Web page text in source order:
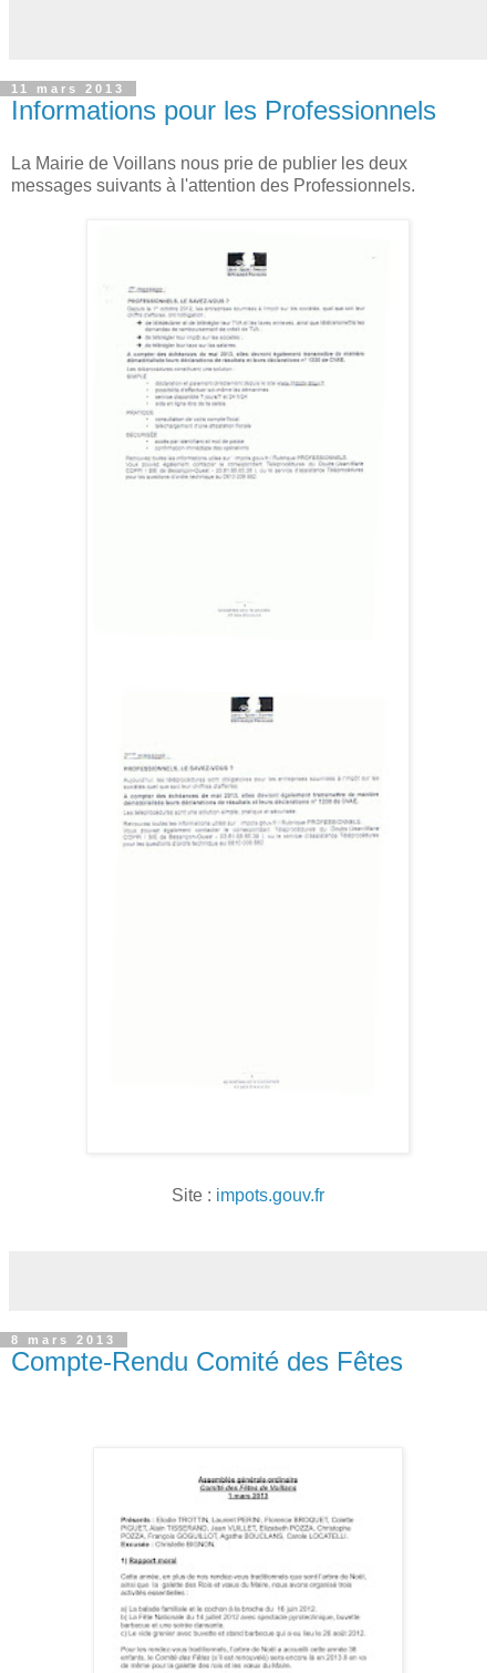
11 mars 2013
Informations pour les Professionnels
La Mairie de Voillans nous prie de publier les deux
messages suivants à l'attention des Professionnels.
Site : impots.gouv.fr
8 mars 2013
Compte-Rendu Comité des Fêtes